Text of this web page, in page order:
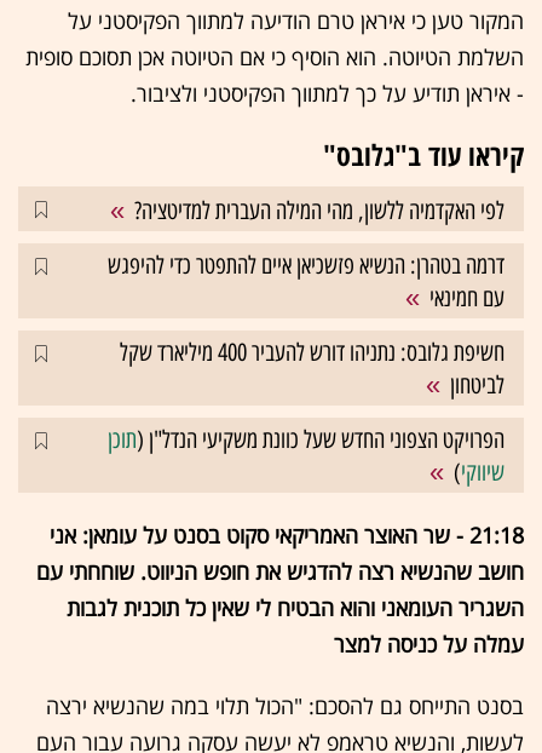
המקור טען כי איראן טרם הודיעה למתווך הפקיסטני על
השלמת הטיוטה. הוא הוסיף כי אם הטיוטה אכן תסוכם סופית
- איראן תודיע על כך למתווך הפקיסטני ולציבור.
קיראו עוד ב"גלובס"
לפי האקדמיה ללשון, מהי המילה העברית למדיטציה?
דרמה בטהרן: הנשיא פזשכיאן איים להתפטר כדי להיפגש
עם חמינאי
חשיפת גלובס: נתניהו דורש להעביר 400 מיליארד שקל
לביטחון
הפרויקט הצפוני החדש שעל כוונת משקיעי הנדל"ן (תוכן
שיווקי)
21:18 - שר האוצר האמריקאי סקוט בסנט על עומאן: אני
חושב שהנשיא רצה להדגיש את חופש הניווט. שוחחתי עם
השגריר העומאני והוא הבטיח לי שאין כל תוכנית לגבות
עמלה על כניסה למצר
בסנט התייחס גם להסכם: "הכול תלוי במה שהנשיא ירצה
לעשות, והנשיא טראמפ לא יעשה עסקה גרועה עבור העם